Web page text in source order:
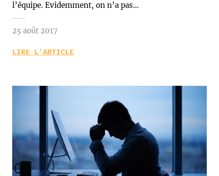
l’équipe. Evidemment, on n’a pas…
25 août 2017
LIRE L’ARTICLE